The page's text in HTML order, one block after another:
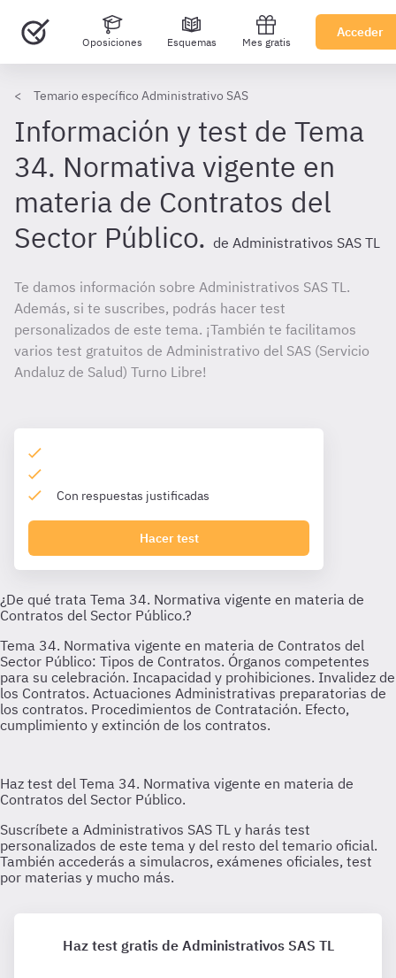
Oposiciones Esquemas Mes gratis
Acceder
Temario específico Administrativo SAS
Información y test de Tema
34. Normativa vigente en
materia de Contratos del
Sector Público. de Administrativos SAS TL
Te damos información sobre Administrativos SAS TL.
Además, si te suscribes, podrás hacer test
personalizados de este tema. ¡También te facilitamos
varios test gratuitos de Administrativo del SAS (Servicio
Andaluz de Salud) Turno Libre!
Con respuestas justificadas
Hacer test
Haz test gratis de Administrativos SAS TL